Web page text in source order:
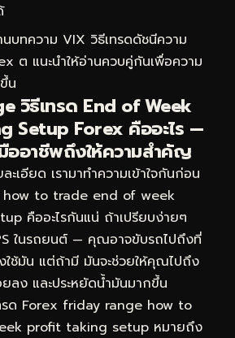
บทความ VIX วิธีเทรดดัชนีความ
ต แนะนำให้อ่านควบคู่กันเพื่อความ
น
วิธีเทรด End of Week
Setup Forex คืออะไร —
ออาชีพถึงให้ความสำคัญ
ะเอียด เรามาทำความเข้าใจกันก่อน
how to trade end of week
คืออะไรกันแน่ ถ้าเปรียบง่ายๆ
ในรถยนต์ — คุณอาจขับรถไปถึงที่
ใช้มัน แต่ถ้ามี มันจะช่วยให้คุณไปถึง
ลง และประหยัดน้ำมันมากขึ้น
รด Forex friday range how to
profit taking setup หมายถึง